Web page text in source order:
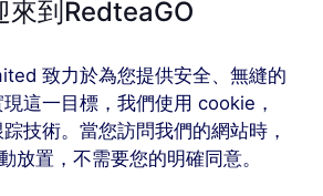
詳情
來到RedteaGO
致力於為您提供安全、無縫的
這一目標，我們使用 cookie，
技術。當您訪問我們的網站時，
放置，不需要您的明確同意。